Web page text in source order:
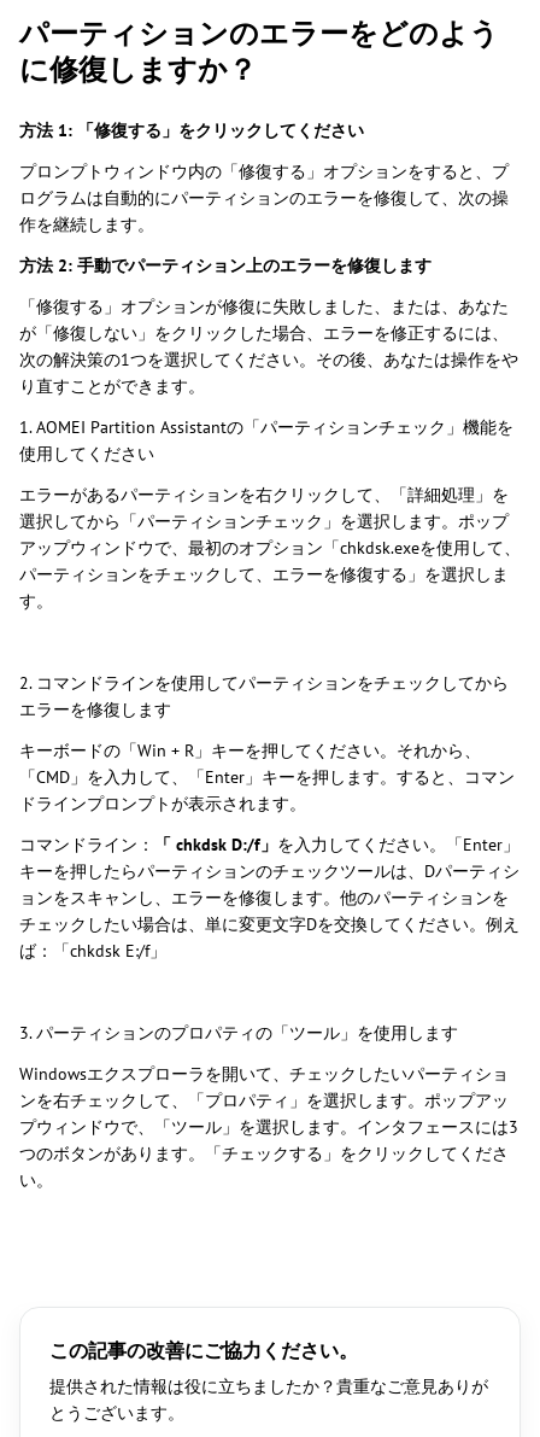
パーティションのエラーをどのよう
に修復しますか？
方法 1: 「修復する」をクリックしてください
プロンプトウィンドウ内の「修復する」オプションをすると、プ
ログラムは自動的にパーティションのエラーを修復して、次の操
作を継続します。
方法 2: 手動でパーティション上のエラーを修復します
「修復する」オプションが修復に失敗しました、または、あなた
が「修復しない」をクリックした場合、エラーを修正するには、
次の解決策の1つを選択してください。その後、あなたは操作をや
り直すことができます。
1. AOMEI Partition Assistantの「パーティションチェック」機能を
使用してください
エラーがあるパーティションを右クリックして、「詳細処理」を
選択してから「パーティションチェック」を選択します。ポップ
アップウィンドウで、最初のオプション「chkdsk.exeを使用して、
パーティションをチェックして、エラーを修復する」を選択しま
す。
2. コマンドラインを使用してパーティションをチェックしてから
エラーを修復します
キーボードの「Win + R」キーを押してください。それから、
「CMD」を入力して、「Enter」キーを押します。すると、コマン
ドラインプロンプトが表示されます。
コマンドライン：
「 chkdsk D:/f」 を入力してください。「Enter」
キーを押したらパーティションのチェックツールは、Dパーティシ
ョンをスキャンし、エラーを修復します。他のパーティションを
チェックしたい場合は、単に変更文字Dを交換してください。例え
ば：「chkdsk E:/f」
3. パーティションのプロパティの「ツール」を使用します
Windowsエクスプローラを開いて、チェックしたいパーティショ
ンを右チェックして、「プロパティ」を選択します。ポップアッ
プウィンドウで、「ツール」を選択します。インタフェースには3
つのボタンがあります。「チェックする」をクリックしてくださ
い。
この記事の改善にご協力ください。
提供された情報は役に立ちましたか？貴重なご意見ありが
とうございます。